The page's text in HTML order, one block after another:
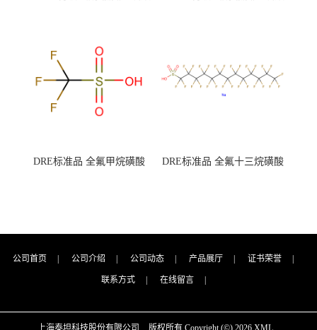
（泰坦现货供应）
DRE标准品 全氟甲烷磺酸
DRE标准品 全氟十三烷磺酸
公司首页 公司介绍 公司动态 产品展厅 证书荣誉
联系方式 在线留言
上海泰坦科技股份有限公司 版权所有 Copyright (©) 2026 XML